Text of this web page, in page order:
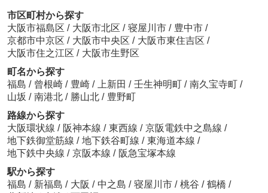
市区町村から探す
大阪市福島区 / 大阪市北区 / 寝屋川市 / 豊中市 /
京都市中京区 / 大阪市中央区 / 大阪市東住吉区 /
大阪市住之江区 / 大阪市生野区
町名から探す
福島 / 曾根崎 / 豊崎 / 上新田 / 壬生神明町 / 南久宝寺町 /
山坂 / 南港北 / 勝山北 / 豊野町
路線から探す
大阪環状線 / 阪神本線 / 東西線 / 京阪電鉄中之島線 /
地下鉄御堂筋線 / 地下鉄谷町線 / 東海道本線 /
地下鉄中央線 / 京阪本線 / 阪急宝塚本線
駅から探す
福島 / 新福島 / 大阪 / 中之島 / 寝屋川市 / 桃谷 / 鶴橋 /